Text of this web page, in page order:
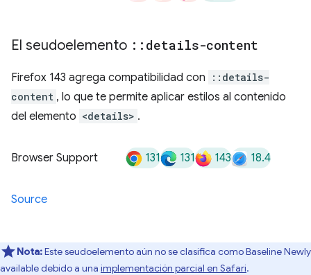
El seudoelemento :: details-content
Firefox 143 agrega compatibilidad con
::details-
content , lo que te permite aplicar estilos al contenido
del elemento <details> .
Browser Support 131 131 143 18.4
Source
Nota:Este seudoelemento aún no se clasifica como Baseline Newly
available debido a una implementación parcial en Safari.